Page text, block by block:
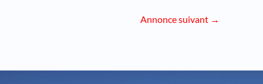
Annonce suivant →